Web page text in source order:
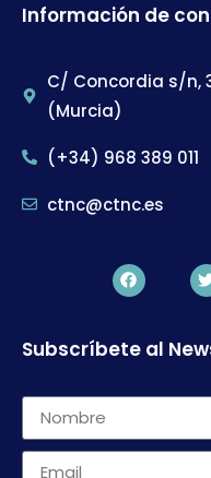
Información de
C/ Concordia s/n,
(Murcia)
(+34) 968 389 011
ctnc@ctnc.es
Subscríbete al